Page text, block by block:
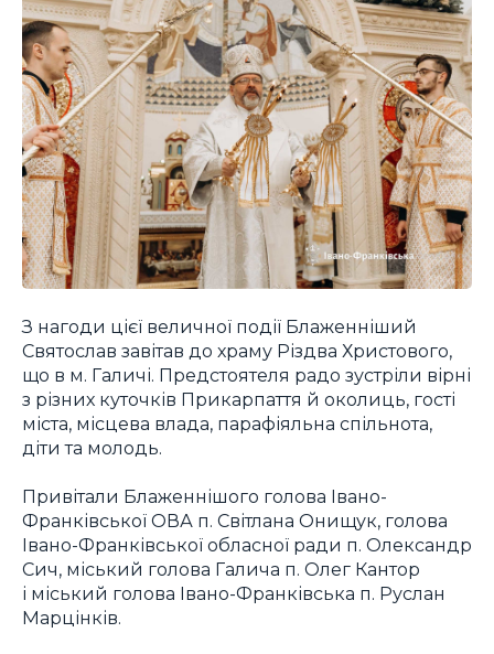
З нагоди цієї величної події Блаженніший
Святослав завітав до храму Різдва Христового,
що в м. Галичі. Предстоятеля радо зустріли вірні
з різних куточків Прикарпаття й околиць, гості
міста, місцева влада, парафіяльна спільнота,
діти та молодь.
Привітали Блаженнішого голова Івано-
Франківської ОВА п. Світлана Онищук, голова
Івано-Франківської обласної ради п. Олександр
Сич, міський голова Галича п. Олег Кантор
і міський голова Івано-Франківська п. Руслан
Марцінків.